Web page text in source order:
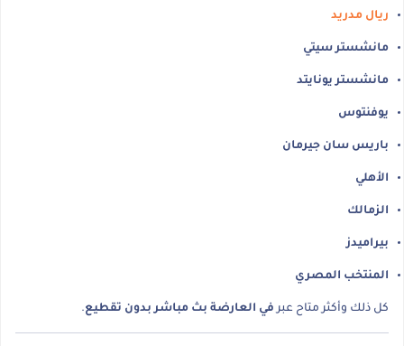
ريال مدريد
مانشستر سيتي
مانشستر يونايتد
يوفنتوس
باريس سان جيرمان
الأهلي
الزمالك
بيراميدز
المنتخب المصري
كل ذلك وأكثر متاح عبر في العارضة بث مباشر بدون تقطيع.